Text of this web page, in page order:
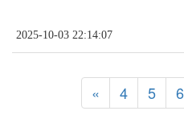
2025-10-03 22:14:07
« 4 5 6